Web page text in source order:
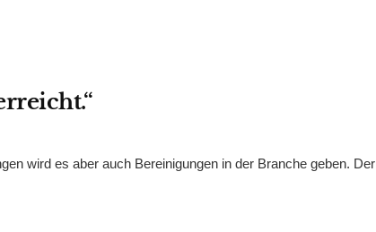
wird es aber auch Bereinigungen in der Branche geben. Der